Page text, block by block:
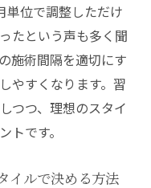
単位で調整しただけ
たという声も多く聞
施術間隔を適切にす
やすくなります。習
つつ、理想のスタイ
トです。
イルで決める方法